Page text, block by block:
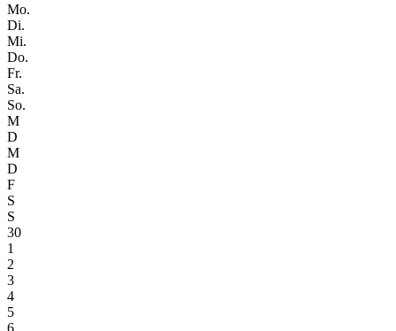
Mo.
Di.
Mi.
Do.
Fr.
Sa.
So.
M
D
M
D
F
S
S
30
1
2
3
4
5
6